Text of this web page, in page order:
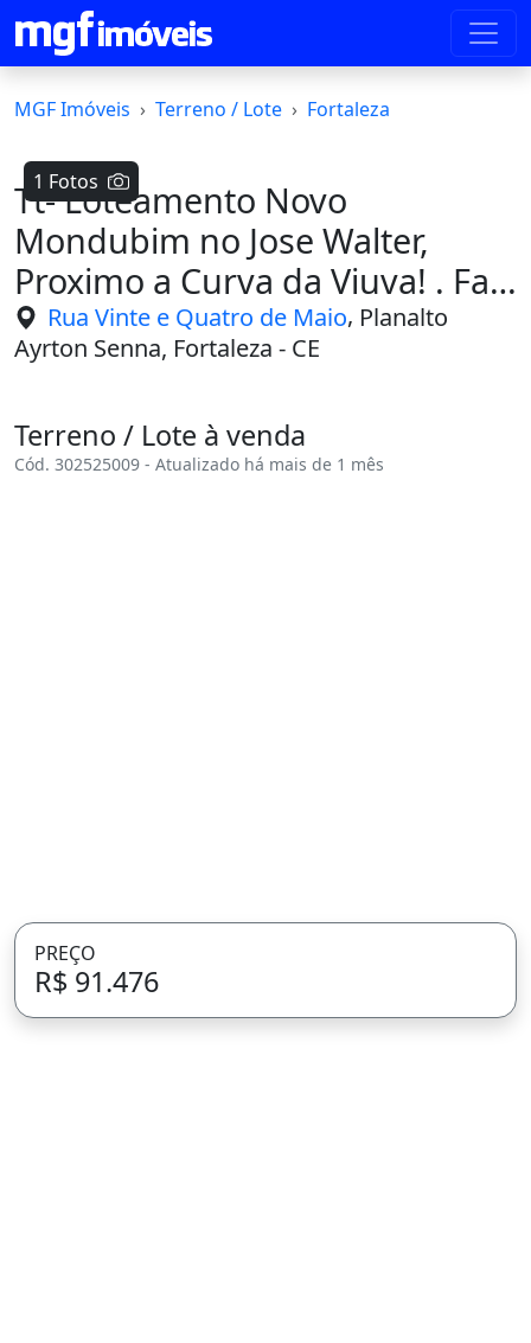
MGF Imóveis Terreno / Lote Fortaleza
1 Fotos
Tt- Loteamento Novo
Mondubim no Jose Walter,
Proximo a Curva da Viuva! . Fale
Conosco
Rua Vinte e Quatro de Maio, Planalto
Ayrton Senna, Fortaleza - CE
Terreno / Lote à venda
Cód. 302525009 - Atualizado há mais de 1 mês
PREÇO
R$ 91.476